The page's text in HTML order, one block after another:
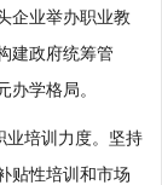
企业举办职业教
建政府统筹管
办学格局。
培训力度。坚持
贴性培训和市场